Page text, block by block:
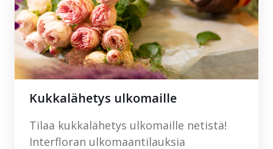
Kukkalähetys ulkomaille
Tilaa kukkalähetys ulkomaille netistä!
Interfloran ulkomaantilauksia